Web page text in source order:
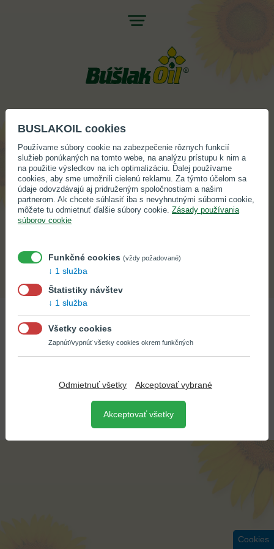
Back
top
KOSHER CERTIFIKÁTY
Cookies
CREATED BYEPIX MEDIA
BUSLAKOIL cookies
Používame súbory cookie na zabezpečenie rôznych funkcií
služieb ponúkaných na tomto webe, na analýzu prístupu k nim a
na použitie výsledkov na ich optimalizáciu. Ďalej používame
cookies, aby sme umožnili cielenú reklamu. Za týmto účelom sa
údaje odovzdávajú aj pridruženým spoločnostiam a našim
partnerom. Ak chcete súhlasiť iba s nevyhnutnými súbormi cookie,
môžete tu odmietnuť ďalšie súbory cookie. Zásady používania
súborov cookie
Funkčné cookies (vždy požadované)
1 služba
Štatistiky návštev
1 služba
Všetky cookies
Zapnúť/vypnúť všetky cookies okrem funkčných
Odmietnuť všetky Akceptovať vybrané
Akceptovať všetky